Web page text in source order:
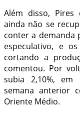
Além disso, Pires
ainda não se
conter a demanda
especulativo, e
cortando a
comentou. Por
subia 2,10%,
semana anterior
Oriente Médio.